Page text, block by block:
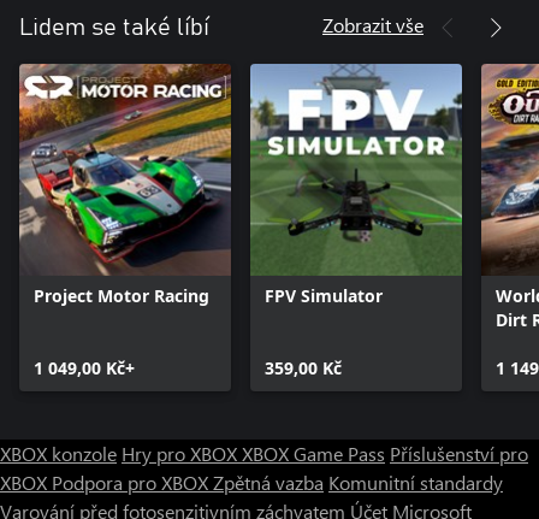
Lidem se také líbí Zobrazit vše
Project Motor Racing
1 049,00 Kč+
FPV Simulator
359,00 Kč
Dirt
1
XBOX konzole Hry pro XBOXXBOX Game Pass Příslušenství pro
XBOX Podpora pro XBOXZpětná vazba Komunitní standardy
Varování před fotosenzitivním záchvatem Účet Microsoft